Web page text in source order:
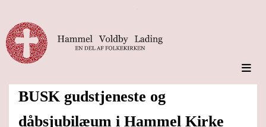
BUSK gudstjeneste og
dåbsjubilæum i Hammel Kirke